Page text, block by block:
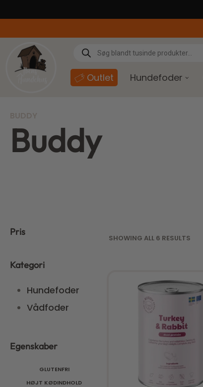
Outlet Hundefoder
Buddy
Pris
Kategori
Hundefoder
Vådfoder
Egenskaber
GLUTENFRI
HØJT KØDINDHOLD
SHOWING ALL 6 RESULTS